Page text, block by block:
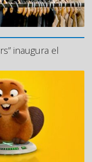
inaugura el